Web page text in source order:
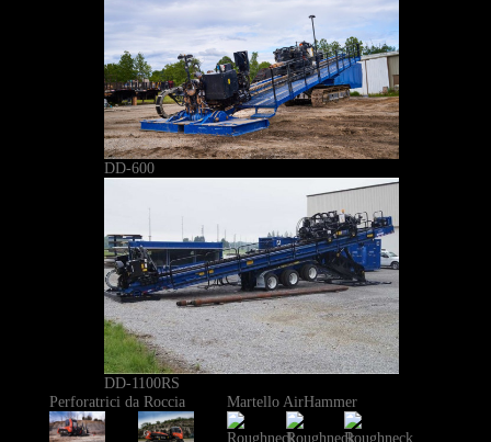
DD-600
DD-1100RS
Perforatrici da Roccia
Martello AirHammer